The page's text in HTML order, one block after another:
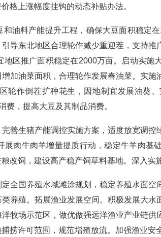
格上涨幅度挂钩的动态补贴办法。
料产能提升工程，确保大豆面积稳定
导东北地区合理轮作减少重迎茬，支持
区推广面积稳定在2000万亩。启动实施
加油菜面积，合理轮作发展春油菜。实
轮作倒茬扩种花生，因地制宜发展油葵
费，提高大豆及其制品消费。
生猪产能调控实施方案，适度放宽调控
肉牛肉羊增量提质行动，稳定牛羊肉基
改饲，建设高产稳产饲草料基地。深入实
国养殖水域滩涂规划，稳定养殖水面空
养殖。拓展渔业发展空间。积极发展大
牧场示范区，做优做强远洋渔业产业链
捞许可范围，规范增殖放流。加强渔业安